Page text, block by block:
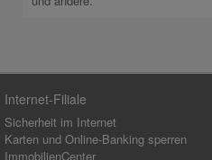
Internet-Filiale
Sicherheit im Internet
Karten und Online-Banking sperren
ImmobilienCenter